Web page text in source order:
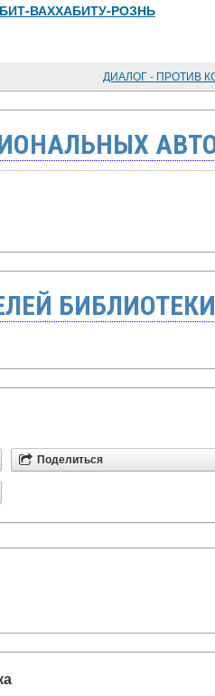
ВАХХАБИТУ-РОЗНЬ
ДИАЛОГ - ПРОТИВ
БИБЛИОТЕКИ
Поделиться